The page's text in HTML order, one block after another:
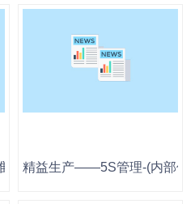
.pdf精益生产——5S管理-(内部使